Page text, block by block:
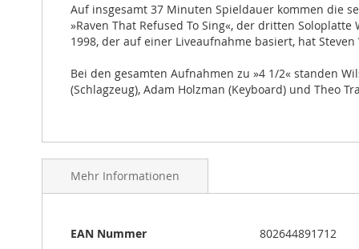
Auf insgesamt 37 Minuten Spieldauer kommen die
»Raven That Refused To Sing«, der dritten
1998, der auf einer Liveaufnahme basiert, hat
Bei den gesamten Aufnahmen zu »4 1/2« standen
(Schlagzeug), Adam Holzman (Keyboard) und Theo
Mehr Informationen
Mehr
EAN Nummer
802644891712